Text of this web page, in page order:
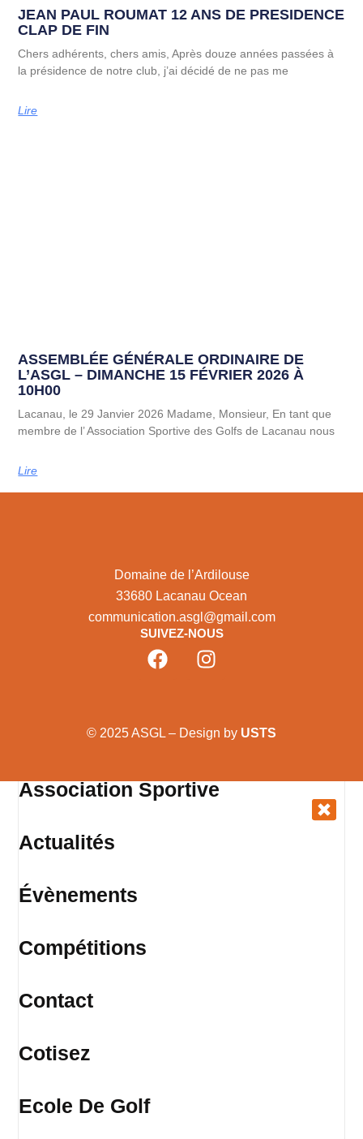
JEAN PAUL ROUMAT 12 ANS DE PRESIDENCE
CLAP DE FIN
Chers adhérents, chers amis, Après douze années passées à
la présidence de notre club, j’ai décidé de ne pas me
Lire
ASSEMBLÉE GÉNÉRALE ORDINAIRE DE
L’ASGL – DIMANCHE 15 FÉVRIER 2026 À
10H00
Lacanau, le 29 Janvier 2026 Madame, Monsieur, En tant que
membre de l’ Association Sportive des Golfs de Lacanau nous
Lire
Domaine de l’Ardilouse
33680 Lacanau Ocean
communication.asgl@gmail.com
SUIVEZ-NOUS
© 2025 ASGL – Design by USTS
Association Sportive
Actualités
Évènements
Compétitions
Contact
Cotisez
Ecole De Golf